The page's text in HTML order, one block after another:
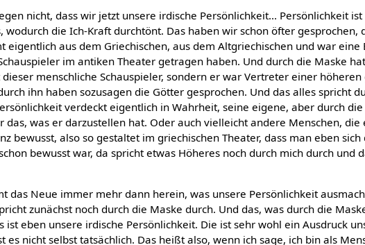
nicht, dass wir jetzt unsere irdische Persönlichkeit... Persönlichkeit
wodurch die Ich-Kraft durchtönt. Das haben wir schon öfter gesprochen,
eigentlich aus dem Griechischen, aus dem Altgriechischen und war eine
im antiken Theater getragen haben. Und durch die Maske
menschliche Schauspieler, sondern er war Vertreter einer
ihn haben sozusagen die Götter gesprochen. Und das alles spricht
verdeckt eigentlich in Wahrheit, seine eigene, aber durch
das, was er darzustellen hat. Oder auch vielleicht andere Menschen, die
bewusst, also so gestaltet im griechischen Theater, dass man eben sich
bewusst war, da spricht etwas Höheres noch durch mich durch und
das Neue immer mehr dann herein, was unsere Persönlichkeit
zunächst noch durch die Maske durch. Und das, was durch die
ist eben unsere irdische Persönlichkeit. Die ist sehr wohl ein Ausdruck
es nicht selbst tatsächlich. Das heißt also, wenn ich sage, ich bin als